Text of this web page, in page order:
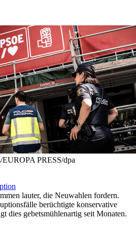
EUROPA PRESS/dpa
lauter, die Neuwahlen fordern.
berüchtigte konservative
dies gebetsmühlenartig seit Monaten.